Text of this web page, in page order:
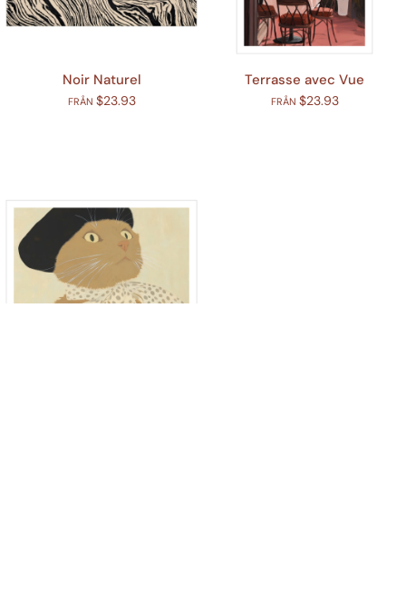
Noir Naturel
FRÅN $23.93
Terrasse avec Vue
FRÅN $23.93